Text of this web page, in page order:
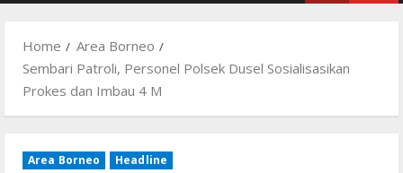
Home
Area Borneo
Sembari Patroli, Personel Polsek Dusel Sosialisasikan
Prokes dan Imbau 4 M
Area Borneo Headline